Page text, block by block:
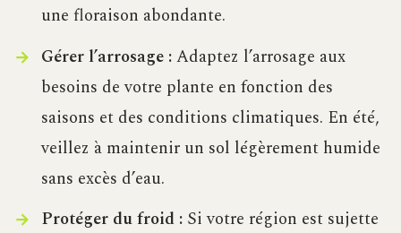
une floraison abondante.
Gérer l’arrosage :Adaptez l’arrosage aux
besoins de votre plante en fonction des
saisons et des conditions climatiques. En été,
veillez à maintenir un sol légèrement humide
sans excès d’eau.
Protéger du froid :Si votre région est sujette